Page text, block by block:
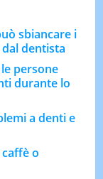
sbiancare i
dentista
persone
durante lo
a denti e
o